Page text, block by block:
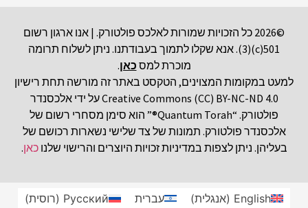
©2026 כל הזכויות שמורות לאלכס פולטורק. | אנו ארגון רשום
501(c)(3). אנא שקלו לתמוך בעבודתנו. ניתן לשלוח תרומה
מוכרת למס כאן.
למעט במקומות המצוינים, הטקסט באתר זה מורשה תחת רישיון
Creative Commons (CC) BY-NC-ND 4.0 על ידי אלכסנדר
פולטורק. “Quantum Torah®” הוא סימן מסחרי רשום של
אלכסנדר פולטורק. תמונות של צד שלישי נשארות רכושם של
בעליהן. ניתן לצפות במדיניות זכויות היוצרים והרישוי שלנוכאן.
English
(אנגלית) עברית Русский
(רוסית)